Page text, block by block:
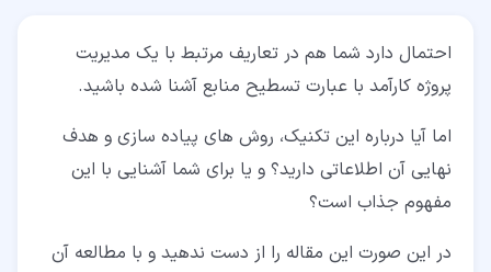
۳‏-‏۲‏- وابسته بودن وظایف
احتمال دارد شما هم در تعاریف مرتبط با یک مدیریت
پروژه کارآمد با عبارت تسطیح منابع آشنا شده باشید.
اما آیا درباره این تکنیک، روش های پیاده سازی و هدف
نهایی آن اطلاعاتی دارید؟ و یا برای شما آشنایی با این
مفهوم جذاب است؟
در این صورت این مقاله را از دست ندهید و با مطالعه آن